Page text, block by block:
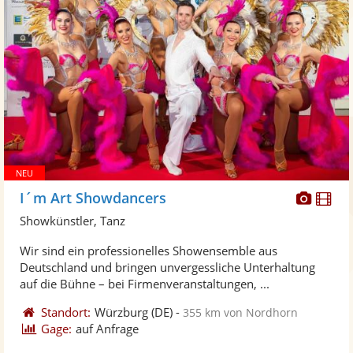
I´m Art Showdancers
Showkünstler, Tanz
Wir sind ein professionelles Showensemble aus
Deutschland und bringen unvergessliche Unterhaltung
auf die Bühne – bei Firmenveranstaltungen, ...
Standort: Würzburg (DE) -355 km von Nordhorn
Gage: auf Anfrage